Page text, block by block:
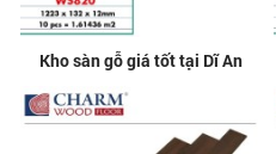
Kho sàn gỗ giá tốt tại Dĩ An